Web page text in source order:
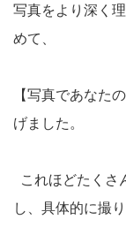
写真をより深く
めて、
【写真であなた
げました。
これほどたくさ
し、具体的に撮